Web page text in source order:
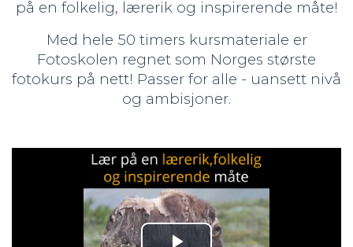
på en folkelig, lærerik og inspirerende måte!
Med hele 50 timers kursmateriale er
Fotoskolen regnet som Norges største
fotokurs på nett! Passer for alle - uansett nivå
og ambisjoner.